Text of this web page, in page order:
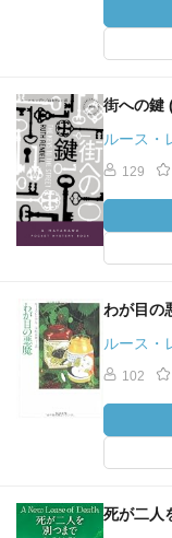
街への鍵
ルース・
129
わが目の
ルース・
102
死が二人